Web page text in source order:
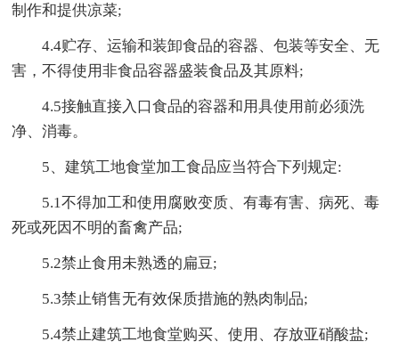
制作和提供凉菜;
4.4贮存、运输和装卸食品的容器、包装等安全、无
害，不得使用非食品容器盛装食品及其原料;
4.5接触直接入口食品的容器和用具使用前必须洗
净、消毒。
5、建筑工地食堂加工食品应当符合下列规定:
5.1不得加工和使用腐败变质、有毒有害、病死、毒
死或死因不明的畜禽产品;
5.2禁止食用未熟透的扁豆;
5.3禁止销售无有效保质措施的熟肉制品;
5.4禁止建筑工地食堂购买、使用、存放亚硝酸盐;